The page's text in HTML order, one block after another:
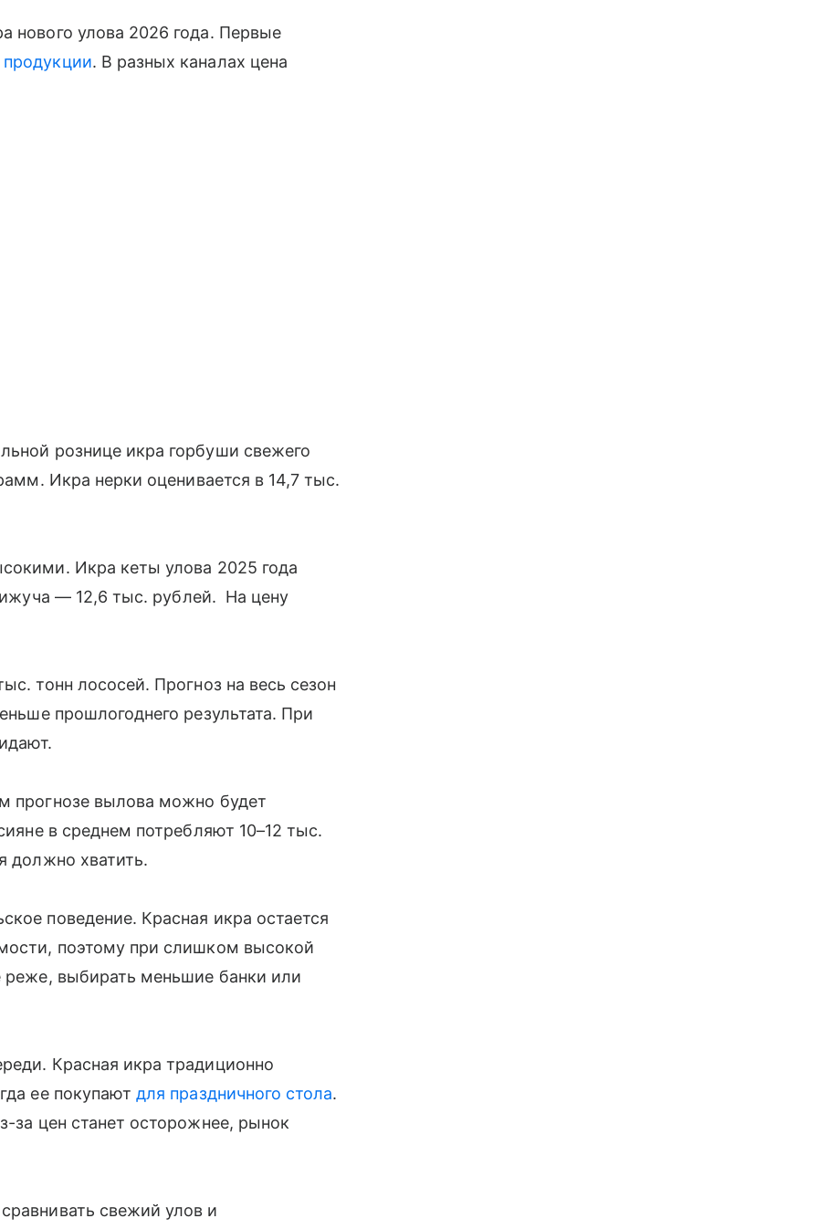
нового улова 2026 года. Первые
продукции. В разных каналах цена
рознице икра горбуши свежего
Икра нерки оценивается в 14,7 тыс.
Икра кеты улова 2025 года
— 12,6 тыс. рублей. На цену
тонн лососей. Прогноз на весь сезон
прошлогоднего результата. При
прогнозе вылова можно будет
в среднем потребляют 10–12 тыс.
должно хватить.
поведение. Красная икра остается
поэтому при слишком высокой
реже, выбирать меньшие банки или
Красная икра традиционно
ее покупаютдля праздничного стола.
за цен станет осторожнее, рынок
свежий улов и